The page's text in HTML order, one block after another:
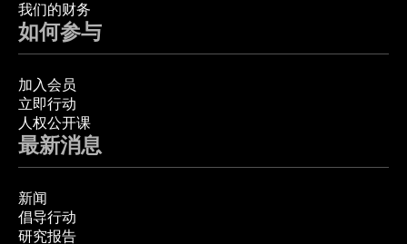
我们的财务
如何参与
加入会员
立即行动
人权公开课
最新消息
新闻
倡导行动
研究报告